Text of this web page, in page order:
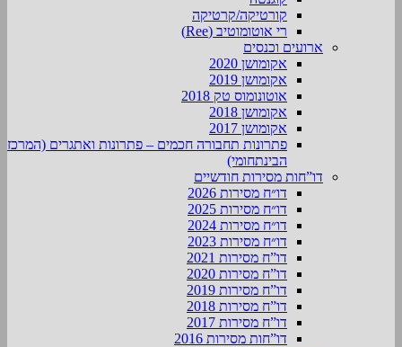
קורטיקה/קרטיקה
רי אוטומוטיב (Ree)
ארועים וכנסים
אקומושן 2020
אקומושן 2019
אוטונומוס טק 2018
אקומושן 2018
אקומושן 2017
פתרונות תחבורה חכמים – פתרונות ואתגרים (המרכז
הבינתחומי)
דו”חות מסירות חודשיים
דו״ח מסירות 2026
דו״ח מסירות 2025
דו״ח מסירות 2024
דו״ח מסירות 2023
דו”ח מסירות 2021
דו”ח מסירות 2020
דו”ח מסירות 2019
דו”ח מסירות 2018
דו”ח מסירות 2017
דו”חות מסירות 2016